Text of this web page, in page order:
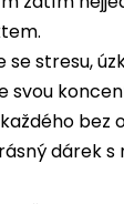
se stresu,
svou
bez
dárek